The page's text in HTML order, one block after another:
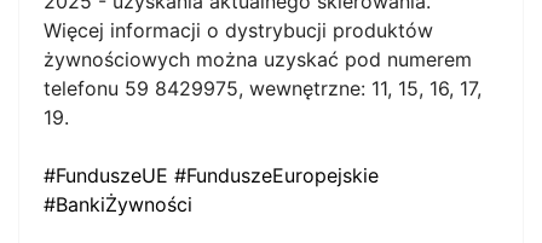
Więcej informacji o dystrybucji produktów
żywnościowych można uzyskać pod numerem
telefonu 59 8429975, wewnętrzne: 11, 15, 16, 17,
19.
#FunduszeUE #FunduszeEuropejskie
#BankiŻywności